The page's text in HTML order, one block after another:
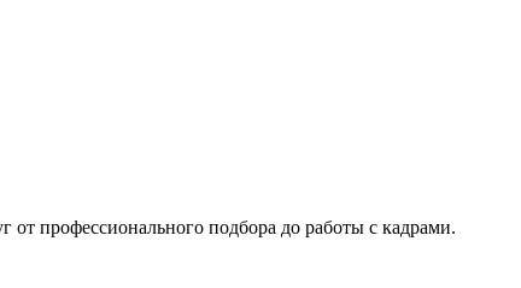
профессионального подбора до работы с кадрами.